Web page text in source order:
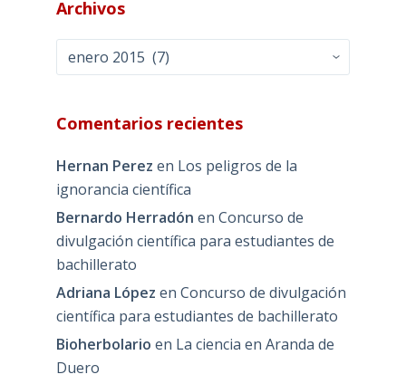
Archivos
Comentarios recientes
Hernan Perez en Los peligros de la
ignorancia científica
Bernardo Herradón en Concurso de
divulgación científica para estudiantes de
bachillerato
Adriana López en Concurso de divulgación
científica para estudiantes de bachillerato
Bioherbolario en La ciencia en Aranda de
Duero